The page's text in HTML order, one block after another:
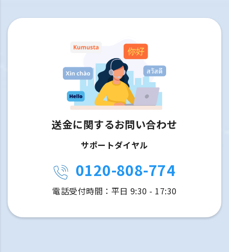
送金に関するお問い合わせ
サポートダイヤル
0120-808-774
電話受付時間：平日 9:30 - 17:30